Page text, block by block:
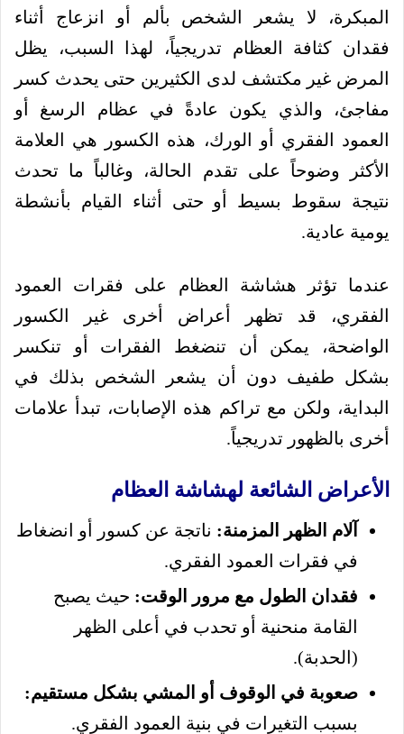
المبكرة، لا يشعر الشخص بألم أو انزعاج أثناء
فقدان كثافة العظام تدريجياً، لهذا السبب، يظل
المرض غير مكتشف لدى الكثيرين حتى يحدث كسر
مفاجئ، والذي يكون عادةً في عظام الرسغ أو
العمود الفقري أو الورك، هذه الكسور هي العلامة
الأكثر وضوحاً على تقدم الحالة، وغالباً ما تحدث
نتيجة سقوط بسيط أو حتى أثناء القيام بأنشطة
يومية عادية.
عندما تؤثر هشاشة العظام على فقرات العمود
الفقري، قد تظهر أعراض أخرى غير الكسور
الواضحة، يمكن أن تنضغط الفقرات أو تنكسر
بشكل طفيف دون أن يشعر الشخص بذلك في
البداية، ولكن مع تراكم هذه الإصابات، تبدأ علامات
أخرى بالظهور تدريجياً.
الأعراض الشائعة لهشاشة العظام
آلام الظهر المزمنة: ناتجة عن كسور أو انضغاط
في فقرات العمود الفقري.
فقدان الطول مع مرور الوقت: حيث يصبح
القامة منحنية أو تحدب في أعلى الظهر
(الحدبة).
صعوبة في الوقوف أو المشي بشكل مستقيم:
بسبب التغيرات في بنية العمود الفقري.